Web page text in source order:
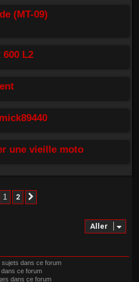
(MT-09)
600 L2
une vieille moto
1 2
Aller
dans ce forum
ce forum
dans ce forum